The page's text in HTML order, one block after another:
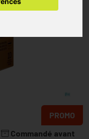
PROMO
Commandé avant